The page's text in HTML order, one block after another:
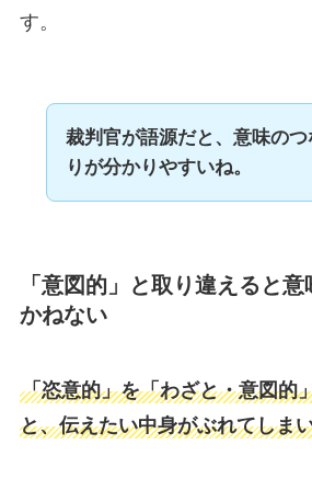
す。
裁判官が語源だと、意味のつ
りが分かりやすいね。
「意図的」と取り違えると
かねない
「恣意的」を「わざと・意図的
と、伝えたい中身がぶれてしま